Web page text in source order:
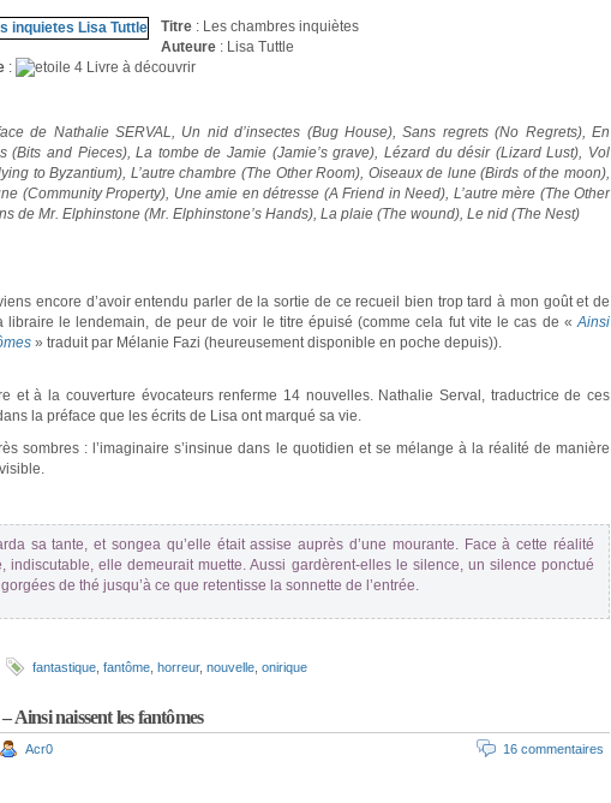
Titre : Les chambres inquiètes
Auteure : Lisa Tuttle
:
Livre à découvrir
de Nathalie SERVAL, Un nid d’insectes (Bug House), Sans regrets (No Regrets), En
(Bits and Pieces), La tombe de Jamie (Jamie’s grave), Lézard du désir (Lizard Lust), Vol
to Byzantium), L’autre chambre (The Other Room), Oiseaux de lune (Birds of the moon),
(Community Property), Une amie en détresse (A Friend in Need), L’autre mère (The Other
de Mr. Elphinstone (Mr. Elphinstone’s Hands), La plaie (The wound), Le nid (The Nest)
encore d’avoir entendu parler de la sortie de ce recueil bien trop tard à mon goût et de
libraire le lendemain, de peur de voir le titre épuisé (comme cela fut vite le cas de « Ainsi
» traduit par Mélanie Fazi (heureusement disponible en poche depuis)).
et à la couverture évocateurs renferme 14 nouvelles. Nathalie Serval, traductrice de ces
la préface que les écrits de Lisa ont marqué sa vie.
sombres : l’imaginaire s’insinue dans le quotidien et se mélange à la réalité de manière
sa tante, et songea qu’elle était assise auprès d’une mourante. Face à cette réalité
indiscutable, elle demeurait muette. Aussi gardèrent-elles le silence, un silence ponctué
de thé jusqu’à ce que retentisse la sonnette de l’entrée.
fantastique fantôme horreur, nouvelle onirique
naissent les fantômes
Acr0 16 commentaires